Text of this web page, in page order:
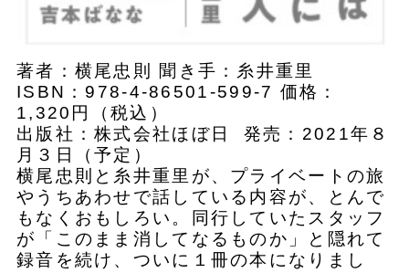
著者：横尾忠則 聞き手：糸井重里
ISBN：978-4-86501-599-7 価格：
1,320円（税込）
出版社：株式会社ほぼ日 発売：2021年８
月３日（予定）
横尾忠則と糸井重里が、プライベートの旅
やうちあわせで話している内容が、とんで
もなくおもしろい。同行していたスタッフ
が「このまま消してなるものか」と隠れて
録音を続け、ついに１冊の本になりまし